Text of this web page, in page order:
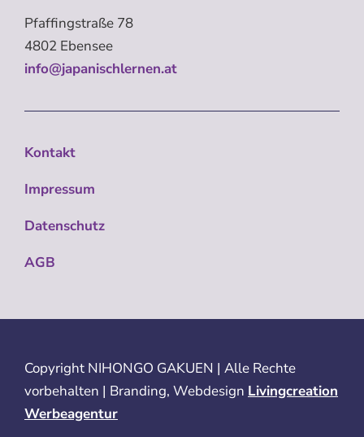
Pfaffingstraße 78
4802 Ebensee
info@japanischlernen.at
Kontakt
Impressum
Datenschutz
AGB
Copyright NIHONGO GAKUEN | Alle Rechte
vorbehalten | Branding, Webdesign Livingcreation
Werbeagentur